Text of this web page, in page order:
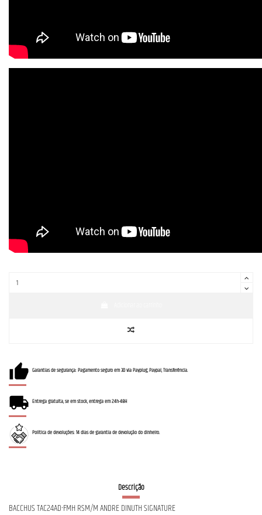
Garantias de segurança: Pagamento seguro em 3D via Payplug, Paypal, Transferência.
Entrega gratuita, se em stock, entrega em 24h-48H
Política de devoluções: 14 dias de garantia de devolução do dinheiro.
Descrição
BACCHUS TAC24AD-FMH RSM/M ANDRE DINUTH SIGNATURE